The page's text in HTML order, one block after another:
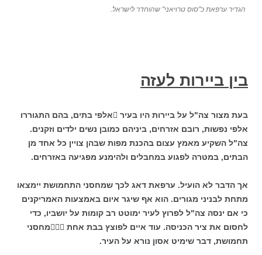
הגדיר ערפאת כ"סוס טרויאני" שהוחדר לישראל.
בין ביירות לעזה
בעת מצור צה"ל על ביירות היו בעיר אלפי בתים, בהם התגוררו
אלפי נפשות, רובם אזרחים, ביניהם כמובן נשים ילדים וזקנים.
צה"ל השקיע מאמץ עצום בהכנת מפות שבהן צויין כל אחד מן
הבתים, במטרה לפגוע במחבלים ולהימנע מפגיעה באזרחים.
אך הדבר לא הועיל. ערפאת דאג לכך שמחסני התחמושת יימצאו
מתחת לבניני מגורים. הוא אף שיגר איום באמצעות האמריקנים
כי אם ינסה צה"ל לפרוץ לעיר ימוטט רב קומות על יושביו, כדי
לחסום את ציר הכניסה. עוד איים לפוצץ בבת אחת מחסני
תחמושת, דבר שימיט אסון נורא על העיר.